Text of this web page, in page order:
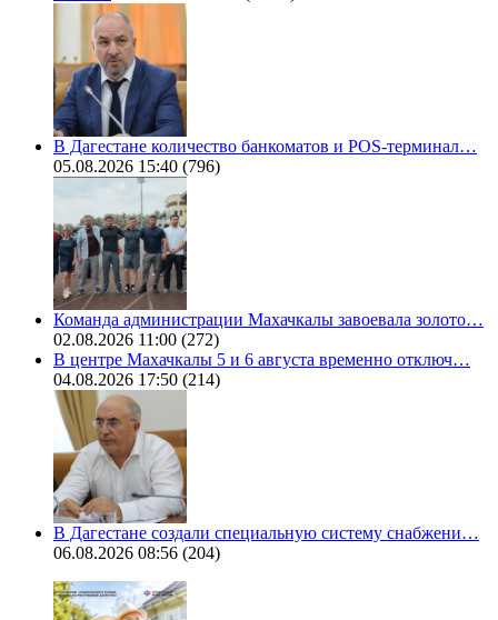
В Дагестане количество банкоматов и POS-терминал…
05.08.2026 15:40 (796)
Команда администрации Махачкалы завоевала золото…
02.08.2026 11:00 (272)
В центре Махачкалы 5 и 6 августа временно отключ…
04.08.2026 17:50 (214)
В Дагестане создали специальную систему снабжени…
06.08.2026 08:56 (204)